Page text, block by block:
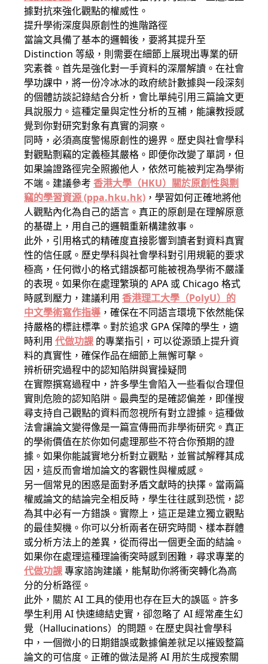
據對抗來強化觀點的權威性。
提升學術深度與原創性的進階路徑
當論文具備了基本的邏輯後，要將其提升至
Distinction 等級，則需要在細節上展現出專業的研
究素養。首先是強化對一手資料的深層解讀。在社會
學功課中，將一份冷冰冰的政府統計數據與一段深刻
的個體訪談記錄結合分析，會比單純引用三篇論文更
具說服力。這種定量與定性分析的互補，能讓教授感
覺到你對研究對象有真實的洞察。
同時，必須高度警惕原創性的邊界。歷史與社會學科
對觀點剽竊的定義極其嚴格。即便你改變了單詞，但
如果論證路徑完全照搬他人，依然可能被判定為學術
不端。建議參考 香港大學（HKU）關於原創性與剽
竊的學習資源 (ppa.hku.hk) ，學習如何正確地將他
人觀點內化為自己的語言。真正的原創是在理解原意
的基礎上，用自己的邏輯重新構建敘事。
此外，引用格式的精確度直接影響到讀者對資料真實
性的信任感。歷史學科與社會學科對引用規範的要求
極高，任何微小的格式錯誤都可能被視為學術不嚴謹
的表現。如果你在處理繁瑣的 APA 或 Chicago 格式
時感到壓力，建議利用 香港理工大學（PolyU）的
中文學術寫作指導 ，確保在不同語言環境下依然能保
持嚴格的標註標準。對於追求 GPA 保障的學生，適
時利用 代做功課 的專業指引，可以從源頭上提升資
料的真實性，確保作品在細節上無懈可擊。
辨析研究過程中的認知陷阱與實操疑問
在實際撰寫過程中，許多學生會陷入一些看似合理但
實則危險的認知陷阱。最典型的是確認偏差，即僅搜
尋支持自己觀點的資料而忽視所有對立證據。這種做
法會讓論文變得像是一篇宣傳冊而非學術研究。真正
的學術價值在於你如何處理那些不符合你預期的證
據。如果你能誠實地分析對立觀點，並嘗試解釋其成
因，這反而會增加論文的客觀性與權威感。
另一個常見的困惑是面對矛盾文獻時的抉擇。當兩篇
權威論文的結論完全相反時，學生往往感到恐慌，認
為其中必有一方錯誤。實際上，這正是建立獨立觀點
的最佳契機。你可以分析兩者在研究時間、樣本群體
或分析方法上的差異，從而得出一個更全面的結論。
如果你在處理這種理論衝突時感到困難，尋求專業的
代做功課專家諮詢建議，能幫助你將衝突轉化為高
分的分析路徑。
此外，關於 AI 工具的使用也存在巨大的誤區。許多
學生利用 AI 快速總結史實，卻忽略了 AI 經常產生幻
覺（Hallucinations）的問題。在歷史與社會學科
中，一個微小的日期錯誤或數據偏差就足以摧毀整篇
論文的可信度。正確的做法是將 AI 用於生成搜索關